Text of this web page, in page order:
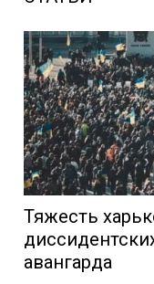
Тяжесть
авангарда